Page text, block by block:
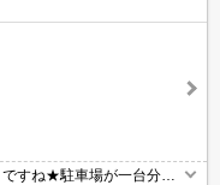
すね★駐車場が一台分無